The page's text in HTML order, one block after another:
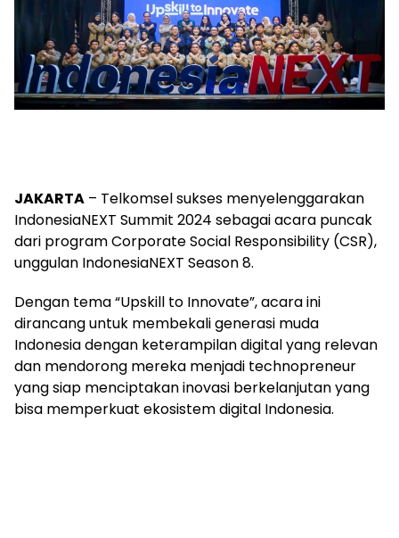
JAKARTA – Telkomsel sukses menyelenggarakan
IndonesiaNEXT Summit 2024 sebagai acara puncak
dari program Corporate Social Responsibility (CSR),
unggulan IndonesiaNEXT Season 8.
Dengan tema “Upskill to Innovate”, acara ini
dirancang untuk membekali generasi muda
Indonesia dengan keterampilan digital yang relevan
dan mendorong mereka menjadi technopreneur
yang siap menciptakan inovasi berkelanjutan yang
bisa memperkuat ekosistem digital Indonesia.